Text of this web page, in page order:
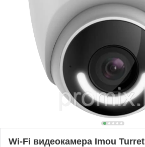
Wi-Fi видеокамера Imou Turret